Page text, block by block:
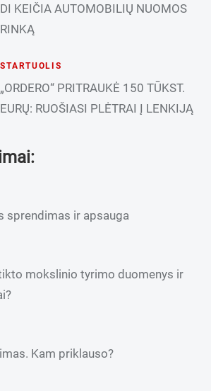
DI KEIČIA AUTOMOBILIŲ NUOMOS
RINKĄ
STARTUOLIS
„ORDERO“ PRITRAUKĖ 150 TŪKST.
EURŲ: RUOŠIASI PLĖTRAI Į LENKIJĄ
sprendimas ir apsauga
mokslinio tyrimo duomenys ir
Kam priklauso?